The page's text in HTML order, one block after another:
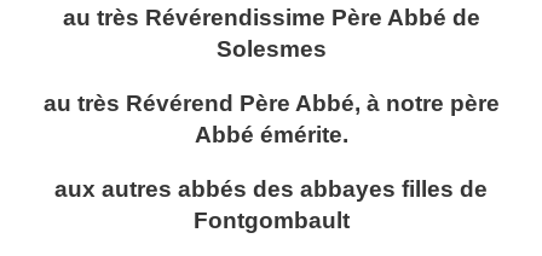
au très Révérendissime Père Abbé de
Solesmes
au très Révérend Père Abbé, à notre père
Abbé émérite.
aux autres abbés des abbayes filles de
Fontgombault